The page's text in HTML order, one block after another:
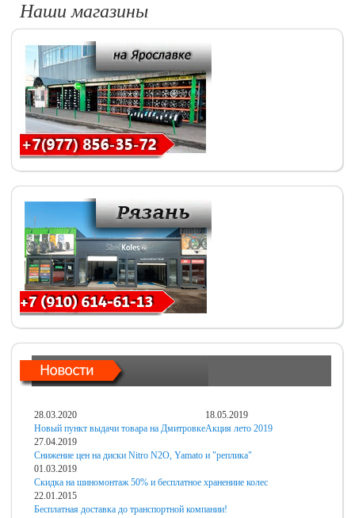
Наши магазины
28.03.2020
Новый пункт выдачи товара на Дмитровке
18.05.2019
Акция лето 2019
27.04.2019
Снижение цен на диски Nitro N2O, Yamato и "реплика"
01.03.2019
Скидка на шиномонтаж 50% и бесплатное хранениие колес
22.01.2015
Бесплатная доставка до транспортной компании!